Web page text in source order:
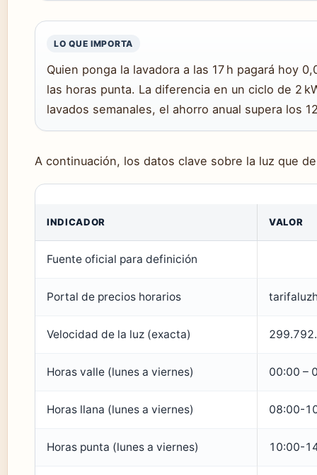
LO QUE IMPORTA
Quien ponga la lavadora a las 17 h pagará hoy
las horas punta. La diferencia en un ciclo de 2
lavados semanales, el ahorro anual supera los
A continuación, los datos clave sobre la luz que
INDICADOR VALOR
Fuente oficial para definición
Portal de precios horarios
Velocidad de la luz (exacta)
Horas valle (lunes a viernes) 00:00 –
Horas llana (lunes a viernes) 08:00-
Horas punta (lunes a viernes) 10:00-